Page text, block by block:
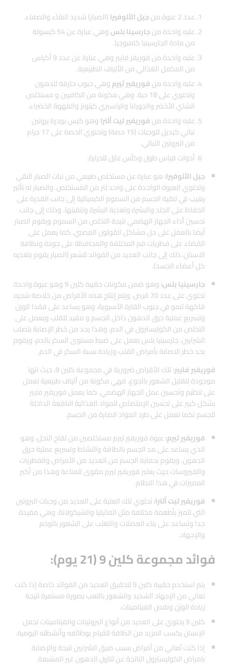
عدد 2 عبوة من جيل الألوفيرا(الصبار) شديد النقاء والصفاء.
علبه واحدة منجارسينا بلس
وهي عبارة عن 54 كبسولة
من مادة الجارسينيا كامبوجيا.
علبه واحدة من فوريفر فايبر وهي عبارة عن عدد 9 أكياس
من المكمل الغذائي من الألياف الطبيعية.
علبه واحدة منفوريفير ثيرموهي حبوب حارقة للدهون
وتحتوي على 18 حبة. وهي مكونة من الكافيين و مستخلص
الشاي الأخضر والجورانا والراسبري كيتونز والقهوة الخضراء.
علبه واحدة منفوريفير ليت ألتراوهو كيس بودرة بروتين
نباتي كبديل للوجبات (15 حصة) وتحتوي الحصة على 17 جرام
من البروتين النباتي.
أدوات قياس طول وكأس عازل للحرارة.
جيل الألوفيرا:هو عبارة عن مستخلص طبيعي من نبات الصبار النقي
وتحتوي العبوة الواحدة على واحد لتر من المستخلص. والصبار له تأثير
رهيب في تنقية الجسم من السموم الكيميائية إلى جانب القدرة على
الحفاظ على الجلد والبشرة وتغذية البشرة وتنقيتها. وذلك إلى جانب
تحسين أداء الجهاز الهضمي نتيجة التخلص من السموم ويقوم الصبار
أيضا بالعمل على حل مشاكل القولون العصبي. كما يعمل على
القضاء على فطريات فم المختلفة والمحافظة على جودة ونظافة
الاسنان، ذلك إلى جانب العديد من الفوائد للشعر (الصبار يقوم بتغذيه
كل أعضاء الجسد).
جارسينيا بلس:
وهو ضمن مكونات حقيبة كلين 9 وهو عبوة واحدة
تحتوي على عدد 70 قرص. ويتم إنتاج هذه الأقراص من خلاصة شجره
فاكهة تنمو في جنوب القارة الأسيوية، وهو يساعد على فقدا الوزن
وتسريع عملية حرق الدهون داخل الجسم و مفيد للقلب ويعمل على
التخلص من الكوليسترول في الدم، وهذا يحد من خطر الإصابة بتصلب
الشرايين. جارسينيا بلس يعمل على ضبط مستوى السكر بالدم، ويقوم
بحد خطر الاصابة بأمراض القلب وزيادة نسبة السكر في الدم.
فوريفير فايبر:
تلك الأقراص ضرورية في مجموعة كلين 9، حيث انها
موجودة لتقليل الشعور بالجوع، فهي مكونة من ألياف طبيعية تعمل
على تنظيم وتحسين عمل الجهاز الهضمي. كما يعمل فوريفير فايبر
بشكل كبير على تحسين الإمتصاص للمواد الغذائية النافعة الداخلة
للجسم تكما تعمل على طرد المواد الضارة من الجسم.
فوريفير ثيرم:عبوة فوريفير ثيرم مستخلصين من لقاح النحل، وهو
الذي يساعد على مد الجسم بالطاقة والنشاط وتسريع عملية حرق
الدهون. ويقوم بحماية الجسم من العديد من الأمراض والفطريات
والفيروسات حيث يعتبر فوريفير ثيرم مقوى للمناعة وهذا من أكبر
المميزات في هذا النظام.
فوريفير ليت ألترا:تحتوي تلك العلبة على العديد من وجبات البروتين
التي تتميز بأطعمة مختلفة مثل الفانيليا والشيكولاتة. وهي مفيدة
جدا وتساعد على بناء العضلات والتغلب على الشعور بالوخم
والإجهاد.
فوائد مجموعة كلين 9 (21 يوم):
يتم استخدم حقيبة كلين 9 لتحقيق العديد من الفوائد خاصة إذا كنت
تعاني من الإجهاد الشديد والشعور بالتعب بصورة مستمرة نتيجة
زيادة الوزن ونقص الفيتامينات.
كلين 9 يحتوي على العديد من أنواع البروتينات والفيتامينات تجعل
الإنسان يكسب المزيد من الطاقة للقيام بوظائفه وأنشطته اليومية.
إذا كنت تُعاني من أمراض بسبب ضيق الشرايين نتيجة والإصابة
بامراض الكوليسترول الناتجة عن تناول الدهون غير المشبعة.